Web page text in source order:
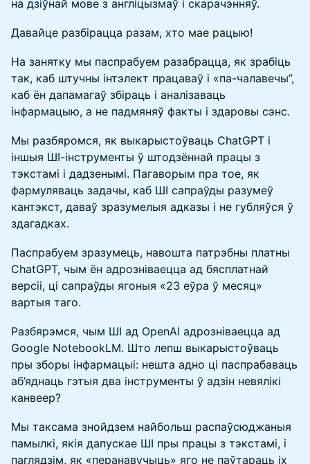
на дзіўнай мове з англіцызмаў і скарачэнняў.
Давайце разбірацца разам, хто мае рацыю!
На занятку мы паспрабуем разабрацца, як зрабіць
так, каб штучны інтэлект працаваў і «па-чалавечы”,
каб ён дапамагаў збіраць і аналізаваць
інфармацыю, а не падмяняў факты і здаровы сэнс.
Мы разбяромся, як выкарыстоўваць ChatGPT і
іншыя ШІ-інструменты ў штодзённай працы з
тэкстамі і дадзенымі. Пагаворым пра тое, як
фармуляваць задачы, каб ШІ сапраўды разумеў
кантэкст, даваў зразумелыя адказы і не губляўся ў
здагадках.
Паспрабуем зразумець, навошта патрэбны платны
ChatGPT, чым ён адрозніваецца ад бясплатнай
версіі, ці сапраўды ягоныя «23 еўра ў месяц»
вартыя таго.
Разбярэмся, чым ШІ ад OpenAI адрозніваецца ад
Google NotebookLM. Што лепш выкарыстоўваць
пры зборы інфармацыі: нешта адно ці паспрабаваць
аб’яднаць гэтыя два інструменты ў адзін невялікі
канвеер?
Мы таксама знойдзем найбольш распаўсюджаныя
памылкі, якія дапускае ШІ пры працы з тэкстамі, і
паглядзім, як «перанавучыць» яго не паўтараць іх